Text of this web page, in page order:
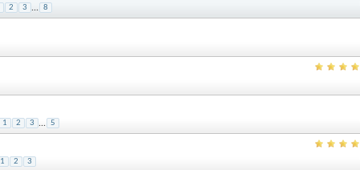
2 3 ... 8
1 2 3 ... 5
1 2 3